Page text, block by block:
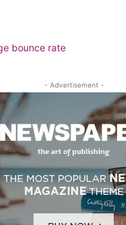
bounce rate
- Advertisement -